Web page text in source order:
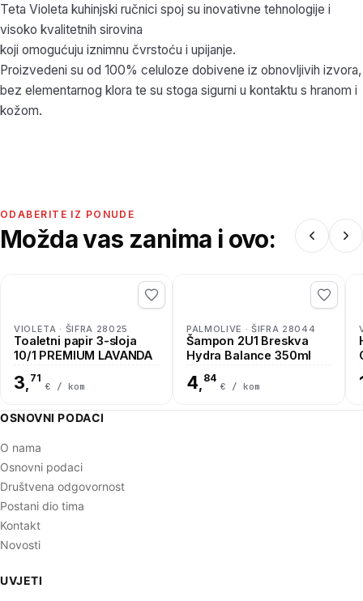
Teta Violeta kuhinjski ručnici spoj su inovativne tehnologije i
visoko kvalitetnih sirovina
koji omogućuju iznimnu čvrstoću i upijanje.
Proizvedeni su od 100% celuloze dobivene iz obnovljivih izvora,
bez elementarnog klora te su stoga sigurni u kontaktu s hranom i
kožom.
ODABERITE IZ PONUDE
Možda vas zanima i ovo:
VIOLETA · ŠIFRA 28025
Toaletni papir 3-sloja
10/1 PREMIUM LAVANDA
3, 71
€ / kom
PALMOLIVE · ŠIFRA 28044
Šampon 2U1 Breskva
Hydra Balance 350ml
4, 84
€ / kom
OSNOVNI PODACI
O nama
Osnovni podaci
Društvena odgovornost
Postani dio tima
Kontakt
Novosti
UVJETI